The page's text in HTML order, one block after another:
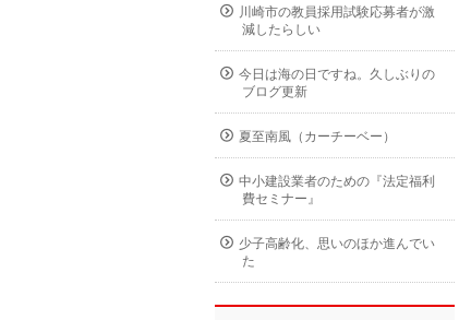
川崎市の教員採用試験応募者が激
減したらしい
今日は海の日ですね。久しぶりの
ブログ更新
夏至南風（カーチーベー）
中小建設業者のための『法定福利
費セミナー』
少子高齢化、思いのほか進んでい
た